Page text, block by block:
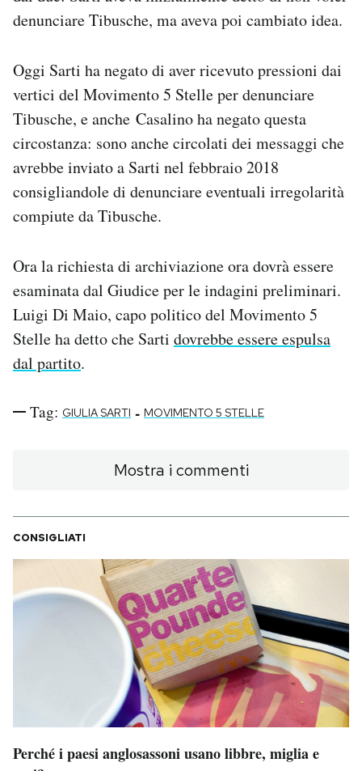
denunciare Tibusche, ma aveva poi cambiato idea.
Oggi Sarti ha negato di aver ricevuto pressioni dai
vertici del Movimento 5 Stelle per denunciare
Tibusche, e anche Casalino ha negato questa
circostanza: sono anche circolati dei messaggi che
avrebbe inviato a Sarti nel febbraio 2018
consigliandole di denunciare eventuali irregolarità
compiute da Tibusche.
Ora la richiesta di archiviazione ora dovrà essere
esaminata dal Giudice per le indagini preliminari.
Luigi Di Maio, capo politico del Movimento 5
Stelle ha detto che Sarti dovrebbe essere espulsa
dal partito.
Tag: GIULIA SARTI - MOVIMENTO 5 STELLE
Mostra i commenti
CONSIGLIATI
Perché i paesi anglosassoni usano libbre, miglia e